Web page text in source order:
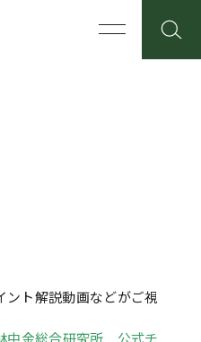
ント解説動画などがご視
金総合研究所 公式チ